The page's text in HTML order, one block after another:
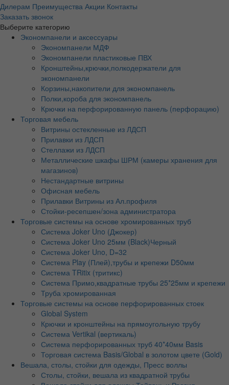
Дилерам Преимущества Акции Контакты
Заказать звонок
Выберите категорию
Экономпанели и аксессуары
Экономпанели МДФ
Экономпанели пластиковые ПВХ
Кронштейны,крючки,полкодержатели для
экономпанели
Корзины,накопители для экономпанель
Полки,короба для экономпанель
Крючки на перфорированную панель (перфорацию)
Торговая мебель
Витрины остекленные из ЛДСП
Прилавки из ЛДСП
Стеллажи из ЛДСП
Металлические шкафы ШРМ (камеры хранения для
магазинов)
Нестандартные витрины
Офисная мебель
Прилавки Витрины из Ал.профиля
Стойки-ресепшен/зона администратора
Торговые системы на основе хромированных труб
Система Joker Uno (Джокер)
Система Joker Uno 25мм (Black)Черный
Система Joker Uno, D=32
Система Play (Плей),трубы и крепежи D50мм
Система TRitix (тритикс)
Система Примо,квадратные трубы 25*25мм и крепежи
Труба хромированная
Торговые системы на основе перфорированных стоек
Global System
Крючки и кронштейны на прямоугольную трубу
Система Vertikal (вертикаль)
Система перфорированных труб 40*40мм Basis
Торговая система Basis/Global в золотом цвете (Gold)
Вешала, столы, стойки для одежды, Пресс воллы
Столы, стойки, вешала из квадратной трубы